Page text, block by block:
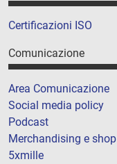
Certificazioni ISO
Comunicazione
Area Comunicazione
Social media policy
Podcast
Merchandising e shop
5xmille